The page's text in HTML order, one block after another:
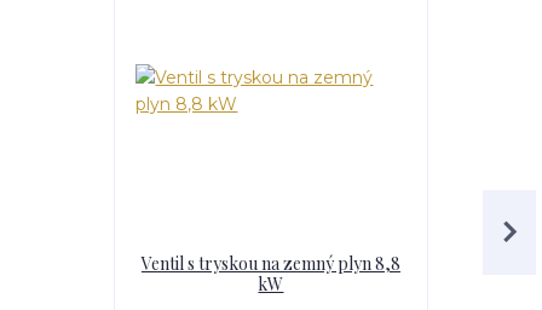
Ventil s tryskou na zemný plyn 8,8
kW